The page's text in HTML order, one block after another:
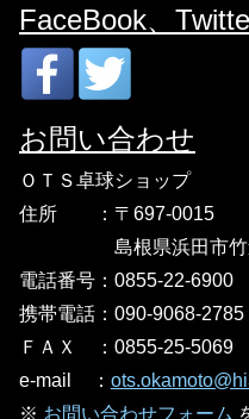
FaceBook、
お問い合わせ
ＯＴＳ卓球ショップ
住所 ：〒697-0015
島根県浜田市
電話番号：0855-22-6900
携帯電話：090-9068-2785
ＦＡＸ
： 0855-25-5069
e-mail
：
※ お問い合わせフォーム